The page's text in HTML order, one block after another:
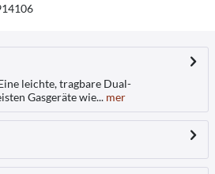
leichte, tragbare Dual-
Gasgeräte wie... mer